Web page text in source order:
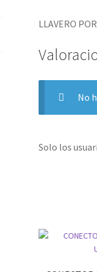
LLAVERO
No
Solo los